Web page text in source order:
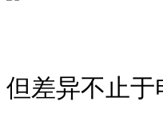
但差异不止于